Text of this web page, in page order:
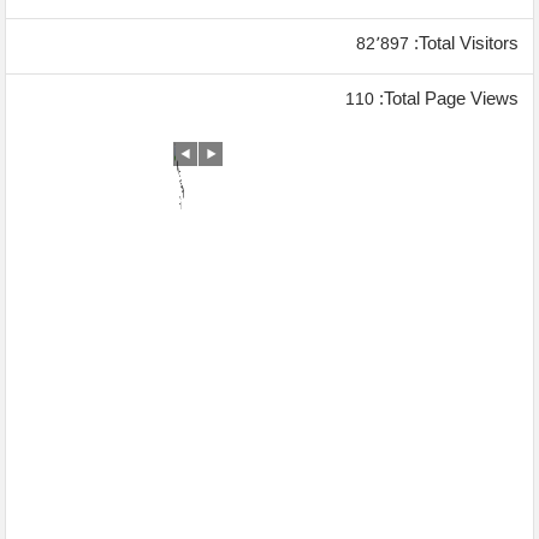
Total Visitors: 82٬897
Total Page Views:
110